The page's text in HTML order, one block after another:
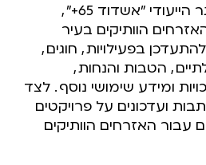
"אשדוד 65+"
,
הוותיקים בעיר
בפעילויות, חוגים,
, הטבות והנחות,
ומידע שימושי נוסף. לצד
ועדכונים על פרויקטים
עבור האזרחים הוותיקים